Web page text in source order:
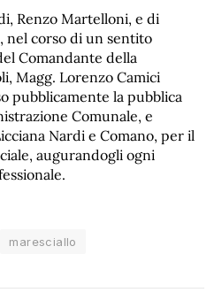
Renzo Martelloni, e di
nel corso di un sentito
Comandante della
Magg. Lorenzo Camici
pubblicamente la pubblica
Comunale, e
Nardi e Comano, per il
augurandogli ogni
maresciallo